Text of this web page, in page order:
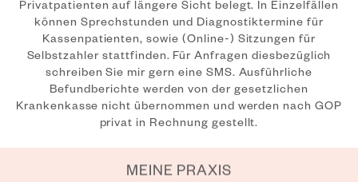
Privatpatienten auf längere Sicht belegt. In Einzelfällen
können Sprechstunden und Diagnostiktermine für
Kassenpatienten, sowie (Online-) Sitzungen für
Selbstzahler stattfinden. Für Anfragen diesbezüglich
schreiben Sie mir gern eine SMS. Ausführliche
Befundberichte werden von der gesetzlichen
Krankenkasse nicht übernommen und werden nach GOP
privat in Rechnung gestellt.
MEINE PRAXIS